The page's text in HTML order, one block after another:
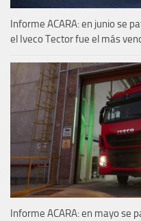
Informe ACARA: en junio se
el Iveco Tector fue el más
Informe ACARA: en mayo se